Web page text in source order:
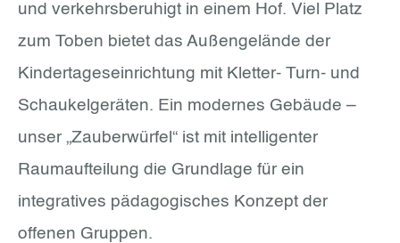
und verkehrsberuhigt in einem Hof. Viel Platz
zum Toben bietet das Außengelände der
Kindertageseinrichtung mit Kletter- Turn- und
Schaukelgeräten. Ein modernes Gebäude –
unser „Zauberwürfel“ ist mit intelligenter
Raumaufteilung die Grundlage für ein
integratives pädagogisches Konzept der
offenen Gruppen.